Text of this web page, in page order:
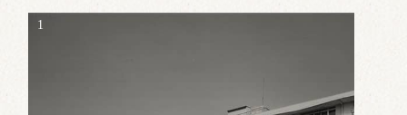
1